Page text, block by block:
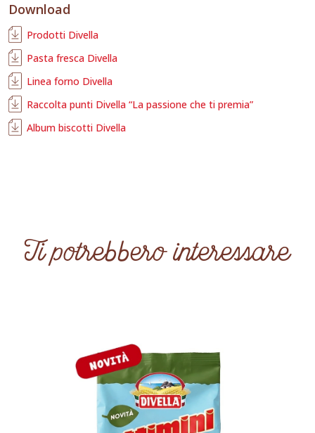
Download
Prodotti Divella
Pasta fresca Divella
Linea forno Divella
Raccolta punti Divella “La passione che ti premia”
Album biscotti Divella
Ti potrebbero interessare